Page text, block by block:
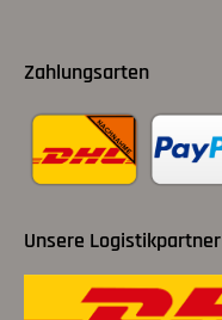
Zahlungsarten
Unsere Logistikpartner